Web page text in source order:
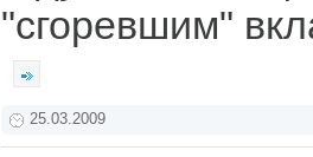
"сгоревшим"
25.03.2009